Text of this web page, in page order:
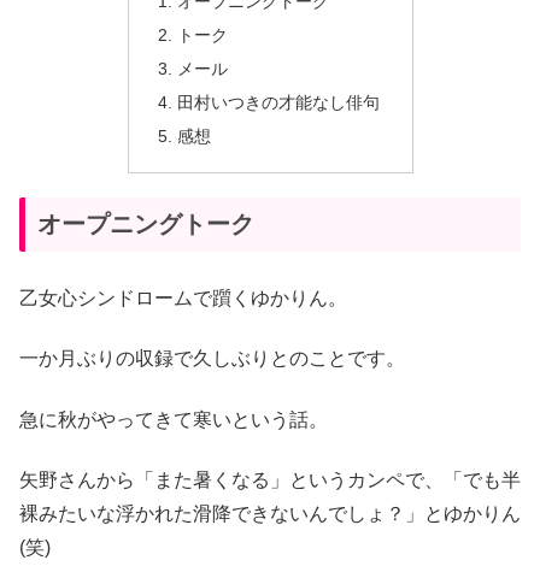
トーク
メール
田村いつきの才能なし俳句
感想
オープニングトーク
乙女心シンドロームで躓くゆかりん。
一か月ぶりの収録で久しぶりとのことです。
急に秋がやってきて寒いという話。
矢野さんから「また暑くなる」というカンペで、「でも半
裸みたいな浮かれた滑降できないんでしょ？」とゆかりん
(笑)